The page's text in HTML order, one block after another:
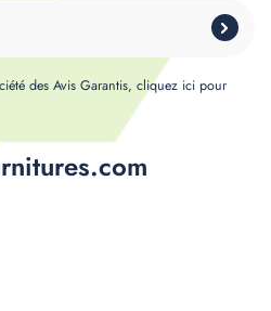
des Avis Garantis, cliquez ici pour